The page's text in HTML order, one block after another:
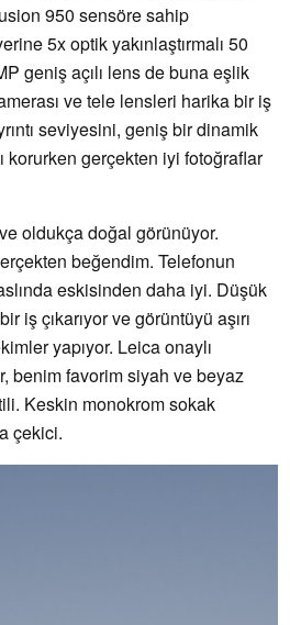
950 sensöre sahip
5x optik yakınlaştırmalı 50
geniş açılı lens de buna eşlik
ve tele lensleri harika bir iş
seviyesini, geniş bir dinamik
korurken gerçekten iyi fotoğraflar
oldukça doğal görünüyor.
beğendim. Telefonun
eskisinden daha iyi. Düşük
iş çıkarıyor ve görüntüyü aşırı
yapıyor. Leica onaylı
benim favorim siyah ve beyaz
Keskin monokrom sokak
çekici.